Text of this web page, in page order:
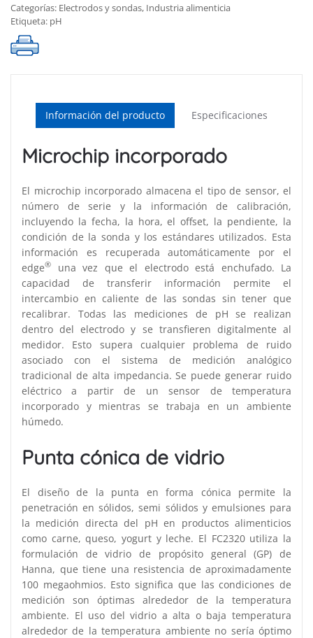
cárnicos
cantidad
Categorías: Electrodos y sondas, Industria alimenticia
Etiqueta: pH
Información del producto Especificaciones
Microchip incorporado
El microchip incorporado almacena el tipo de sensor, el
número de serie y la información de calibración,
incluyendo la fecha, la hora, el offset, la pendiente, la
condición de la sonda y los estándares utilizados. Esta
información es recuperada automáticamente por el
edge®
una vez que el electrodo está enchufado. La
capacidad de transferir información permite el
intercambio en caliente de las sondas sin tener que
recalibrar. Todas las mediciones de pH se realizan
dentro del electrodo y se transfieren digitalmente al
medidor. Esto supera cualquier problema de ruido
asociado con el sistema de medición analógico
tradicional de alta impedancia. Se puede generar ruido
eléctrico a partir de un sensor de temperatura
incorporado y mientras se trabaja en un ambiente
húmedo.
Punta cónica de vidrio
El diseño de la punta en forma cónica permite la
penetración en sólidos, semi sólidos y emulsiones para
la medición directa del pH en productos alimenticios
como carne, queso, yogurt y leche. El FC2320 utiliza la
formulación de vidrio de propósito general (GP) de
Hanna, que tiene una resistencia de aproximadamente
100 megaohmios. Esto significa que las condiciones de
medición son óptimas alrededor de la temperatura
ambiente. El uso del vidrio a alta o baja temperatura
alrededor de la temperatura ambiente no sería óptimo